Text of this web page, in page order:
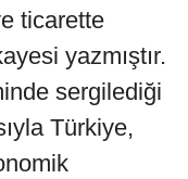
ticarette
yazmıştır.
sergilediği
Türkiye,